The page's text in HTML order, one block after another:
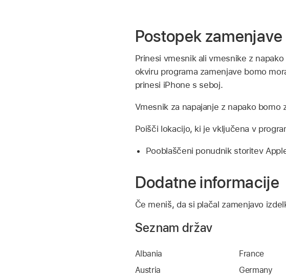
Postopek zamenjave
Prinesi vmesnik ali vmesnike z
okviru programa zamenjave bomo
prinesi iPhone s seboj.
Vmesnik za napajanje z napako bomo
Poišči lokacijo, ki je vključena v
Pooblaščeni ponudnik storitev
Dodatne informacije
Če meniš, da si plačal zamenjavo
Seznam držav
Albania
Austria
France
Germany